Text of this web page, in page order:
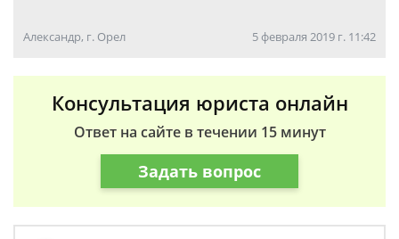
Александр, г. Орел 5 февраля 2019 г. 11:42
Консультация юриста онлайн
Ответ на сайте в течении 15 минут
Задать вопрос